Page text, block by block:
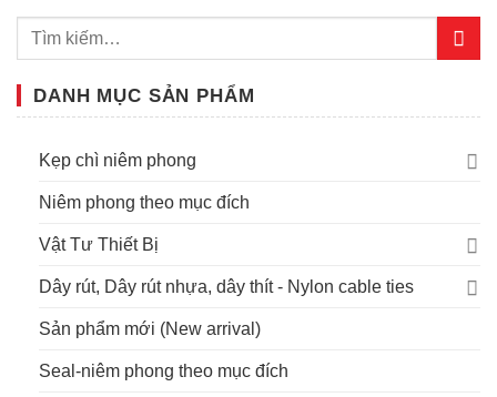
DANH MỤC SẢN PHẨM
Kẹp chì niêm phong
Niêm phong theo mục đích
Vật Tư Thiết Bị
Dây rút, Dây rút nhựa, dây thít - Nylon cable ties
Sản phẩm mới (New arrival)
Seal-niêm phong theo mục đích